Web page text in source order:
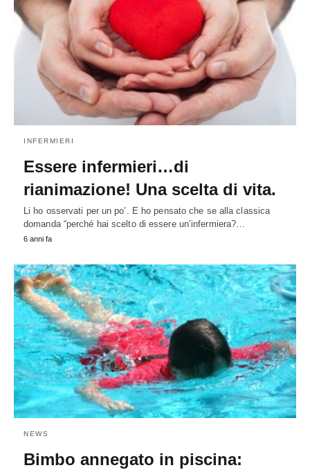
INFERMIERI
Essere infermieri…di
rianimazione! Una scelta di vita.
Li ho osservati per un po’. E ho pensato che se alla classica
domanda “perché hai scelto di essere un’infermiera?…
6 anni fa
NEWS
Bimbo annegato in piscina: